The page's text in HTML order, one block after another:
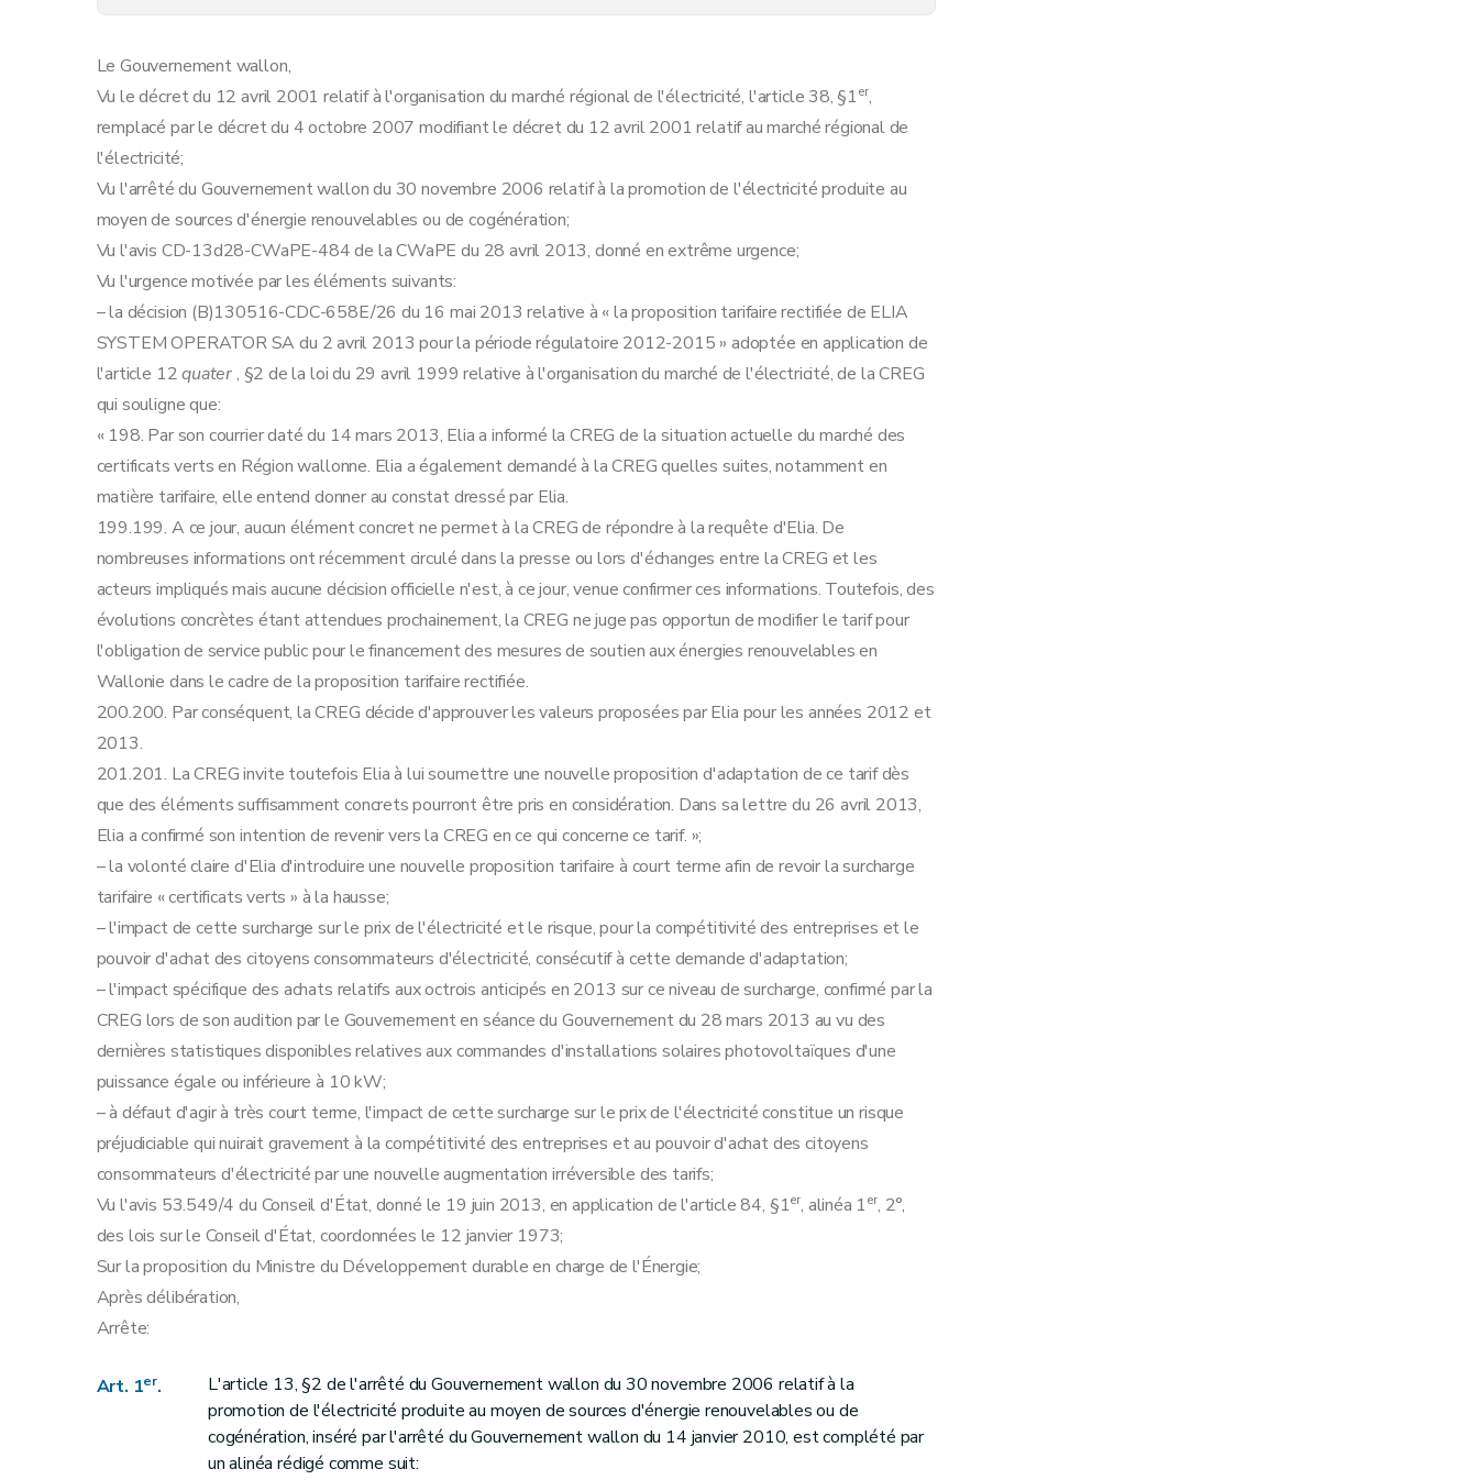
Le Gouvernement wallon,
Vu le décret du 12 avril 2001 relatif à l'organisation du marché régional de l'électricité, l'article 38, §1er,
remplacé par le décret du 4 octobre 2007 modifiant le décret du 12 avril 2001 relatif au marché régional de
l'électricité;
Vu l'arrêté du Gouvernement wallon du 30 novembre 2006 relatif à la promotion de l'électricité produite au
moyen de sources d'énergie renouvelables ou de cogénération;
Vu l'avis CD-13d28-CWaPE-484 de la CWaPE du 28 avril 2013, donné en extrême urgence;
Vu l'urgence motivée par les éléments suivants:
– la décision (B)130516-CDC-658E/26 du 16 mai 2013 relative à « la proposition tarifaire rectifiée de ELIA
SYSTEM OPERATOR SA du 2 avril 2013 pour la période régulatoire 2012-2015 » adoptée en application de
l'article 12quater, §2 de la loi du 29 avril 1999 relative à l'organisation du marché de l'électricité, de la CREG
qui souligne que:
« 198. Par son courrier daté du 14 mars 2013, Elia a informé la CREG de la situation actuelle du marché des
certificats verts en Région wallonne. Elia a également demandé à la CREG quelles suites, notamment en
matière tarifaire, elle entend donner au constat dressé par Elia.
199.199. A ce jour, aucun élément concret ne permet à la CREG de répondre à la requête d'Elia. De
nombreuses informations ont récemment circulé dans la presse ou lors d'échanges entre la CREG et les
acteurs impliqués mais aucune décision officielle n'est, à ce jour, venue confirmer ces informations. Toutefois, des
évolutions concrètes étant attendues prochainement, la CREG ne juge pas opportun de modifier le tarif pour
l'obligation de service public pour le financement des mesures de soutien aux énergies renouvelables en
Wallonie dans le cadre de la proposition tarifaire rectifiée.
200.200. Par conséquent, la CREG décide d'approuver les valeurs proposées par Elia pour les années 2012 et
2013.
201.201. La CREG invite toutefois Elia à lui soumettre une nouvelle proposition d'adaptation de ce tarif dès
que des éléments suffisamment concrets pourront être pris en considération. Dans sa lettre du 26 avril 2013,
Elia a confirmé son intention de revenir vers la CREG en ce qui concerne ce tarif. »;
– la volonté claire d'Elia d'introduire une nouvelle proposition tarifaire à court terme afin de revoir la surcharge
tarifaire « certificats verts » à la hausse;
– l'impact de cette surcharge sur le prix de l'électricité et le risque, pour la compétitivité des entreprises et le
pouvoir d'achat des citoyens consommateurs d'électricité, consécutif à cette demande d'adaptation;
– l'impact spécifique des achats relatifs aux octrois anticipés en 2013 sur ce niveau de surcharge, confirmé par la
CREG lors de son audition par le Gouvernement en séance du Gouvernement du 28 mars 2013 au vu des
dernières statistiques disponibles relatives aux commandes d'installations solaires photovoltaïques d'une
puissance égale ou inférieure à 10 kW;
– à défaut d'agir à très court terme, l'impact de cette surcharge sur le prix de l'électricité constitue un risque
préjudiciable qui nuirait gravement à la compétitivité des entreprises et au pouvoir d'achat des citoyens
consommateurs d'électricité par une nouvelle augmentation irréversible des tarifs;
Vu l'avis 53.549/4 du Conseil d'État, donné le 19 juin 2013, en application de l'article 84, §1er, alinéa 1er, 2°,
des lois sur le Conseil d'État, coordonnées le 12 janvier 1973;
Sur la proposition du Ministre du Développement durable en charge de l'Énergie;
Après délibération,
Arrête:
Art. 1er.
L'article 13, §2 de l'arrêté du Gouvernement wallon du 30 novembre 2006 relatif à la
promotion de l'électricité produite au moyen de sources d'énergie renouvelables ou de
cogénération, inséré par l'arrêté du Gouvernement wallon du 14 janvier 2010, est complété par
un alinéa rédigé comme suit: